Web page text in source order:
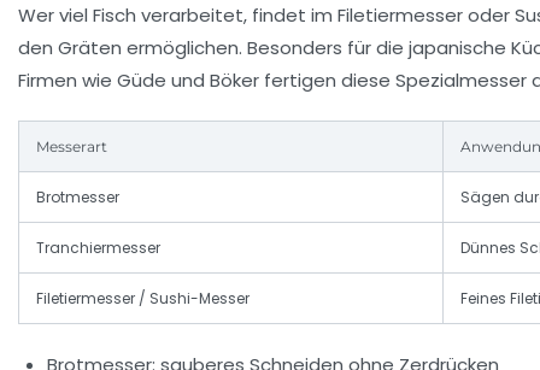
Wer viel Fisch verarbeitet, findet im Filetiermesseroder
den Gräten ermöglichen. Besonders für die japanische
Firmen wie Güde und Böker fertigen diese Spezialmesser
Messerart
Brotmesser Sägen
Tranchiermesser Dünnes
Filetiermesser / Sushi-Messer Feines
Brotmesser: sauberes Schneiden ohne Zerdrücken